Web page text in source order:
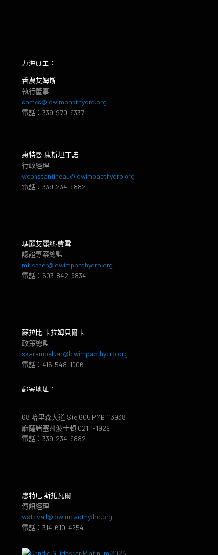
力海員工：
香農艾姆斯
執行董事
sames@lowimpacthydro.org
電話：339-970-9337
惠特曼‧康斯坦丁諾
行政經理
wconstantineau@lowimpacthydro.org
電話：339-234-9882
瑪麗艾麗絲·費雪
認證專案總監
mfischer@lowimpacthydro.org
電話：603-842-5834
蘇拉比·卡拉姆貝爾卡
政策總監
skarambelkar@lowimpacthydro.org
電話：415-548-1006
郵寄地址：
68 哈里森大道 Ste 605 PMB 113938
麻薩諸塞州波士頓 02111-1929
電話：339-234-9882
惠特尼·斯托瓦爾
傳訊經理
wstovall@lowimpacthydro.org
電話：314-610-4254